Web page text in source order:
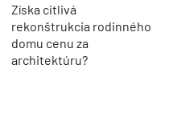
Získa citlivá
rekonštrukcia rodinného
domu cenu za
architektúru?